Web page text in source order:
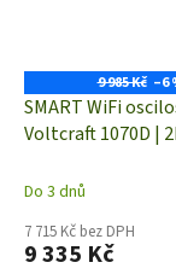
9 985 Kč –6
SMART WiFi
Voltcraft 1070D |
Do 3 dnů
7 715 Kč bez DPH
9 335 Kč